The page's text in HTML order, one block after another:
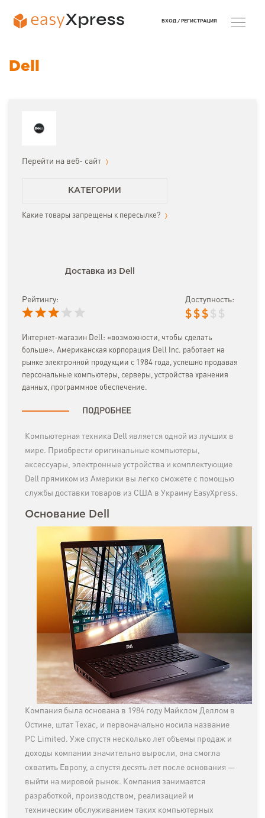
Dell
Перейти на веб- сайт
КАТЕГОРИИ
Какие товары запрещены к пересылке?
Доставка из Dell
Рейтингу: Доступность:
$ $ $ $ $
Интернет-магазин Dell: «возможности, чтобы сделать
больше». Американская корпорация Dell Inc. работает на
рынке электронной продукции с 1984 года, успешно продавая
персональные компьютеры, серверы, устройства хранения
данных, программное обеспечение.
ПОДРОБНЕЕ
Компьютерная техника Dell является одной из лучших в
мире. Приобрести оригинальные компьютеры,
аксессуары, электронные устройства и комплектующие
Dell прямиком из Америки вы легко сможете с помощью
службы доставки товаров из США в Украину EasyXpress.
Основание Dell
Компания была основана в 1984 году Майклом Деллом в
Остине, штат Техас, и первоначально носила название
PC Limited. Уже спустя несколько лет объемы продаж и
доходы компании значительно выросли, она смогла
охватить Европу, а спустя десять лет после основания —
выйти на мировой рынок. Компания занимается
разработкой, производством, реализацией и
техническим обслуживанием таких компьютерных
ВХОД / РЕГИСТРАЦИЯ